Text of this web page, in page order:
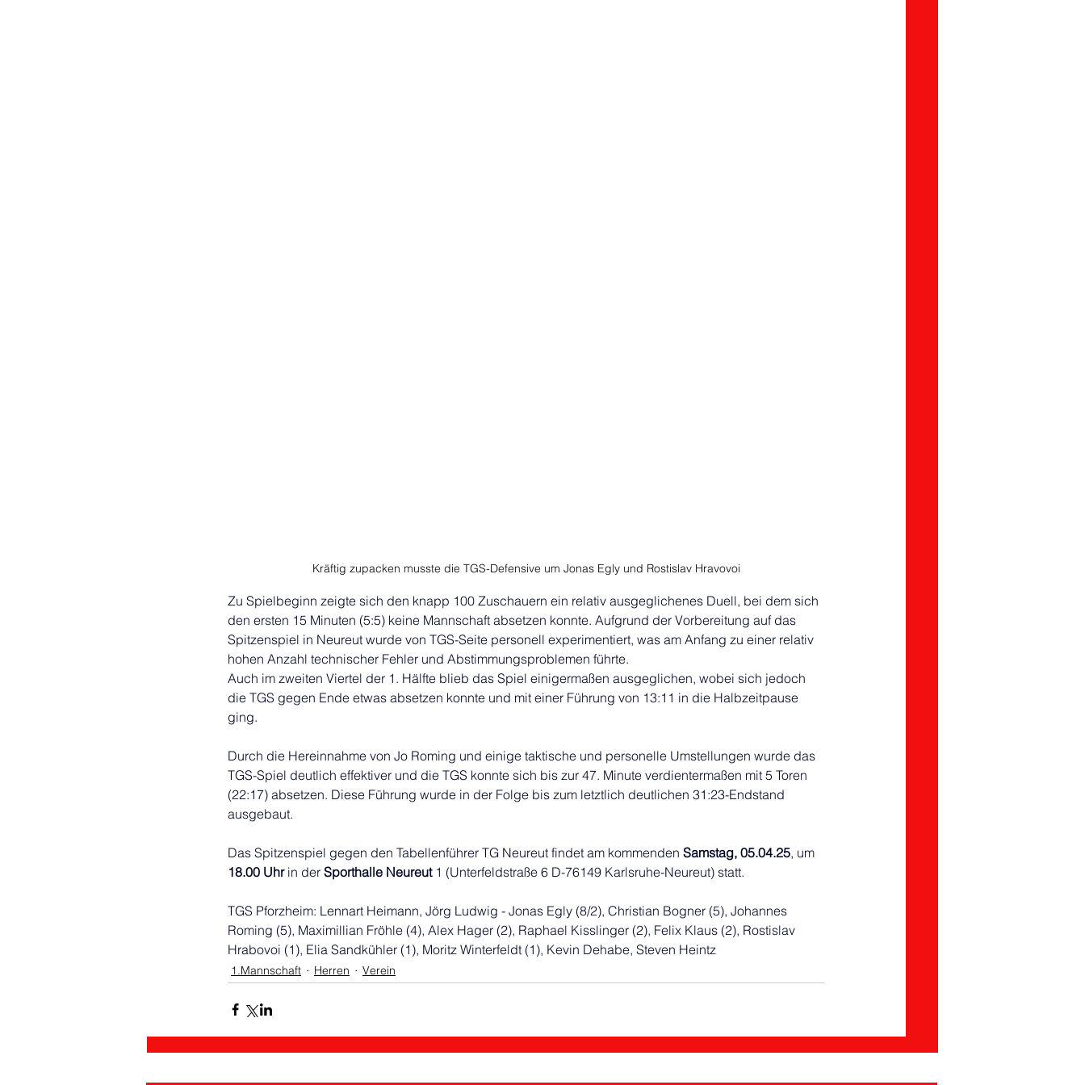
Kräftig zupacken musste die TGS-Defensive um Jonas Egly und Rostislav Hravovoi
Zu Spielbeginn zeigte sich den knapp 100 Zuschauern ein relativ ausgeglichenes Duell, bei dem sich
den ersten 15 Minuten (5:5) keine Mannschaft absetzen konnte. Aufgrund der Vorbereitung auf das
Spitzenspiel in Neureut wurde von TGS-Seite personell experimentiert, was am Anfang zu einer relativ
hohen Anzahl technischer Fehler und Abstimmungsproblemen führte.
Auch im zweiten Viertel der 1. Hälfte blieb das Spiel einigermaßen ausgeglichen, wobei sich jedoch
die TGS gegen Ende etwas absetzen konnte und mit einer Führung von 13:11 in die Halbzeitpause
ging.
Durch die Hereinnahme von Jo Roming und einige taktische und personelle Umstellungen wurde das
TGS-Spiel deutlich effektiver und die TGS konnte sich bis zur 47. Minute verdientermaßen mit 5 Toren
(22:17) absetzen. Diese Führung wurde in der Folge bis zum letztlich deutlichen 31:23-Endstand
ausgebaut.
Das Spitzenspiel gegen den Tabellenführer TG Neureut findet am kommenden Samstag, 05.04.25, um
18.00 Uhr in der Sporthalle Neureut 1 (Unterfeldstraße 6 D-76149 Karlsruhe-Neureut) statt.
TGS Pforzheim: Lennart Heimann, Jörg Ludwig - Jonas Egly (8/2), Christian Bogner (5), Johannes
Roming (5), Maximillian Fröhle (4), Alex Hager (2), Raphael Kisslinger (2), Felix Klaus (2), Rostislav
Hrabovoi (1), Elia Sandkühler (1), Moritz Winterfeldt (1), Kevin Dehabe, Steven Heintz
1.Mannschaft Herren Verein